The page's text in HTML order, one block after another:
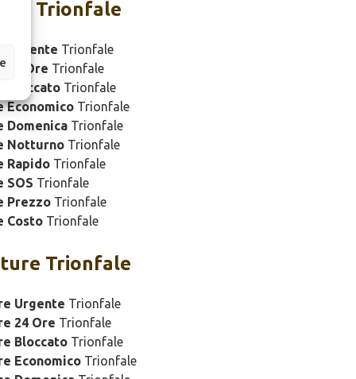
Trionfale
Urgente Trionfale
24 Ore Trionfale
BloccatoTrionfale
EconomicoTrionfale
DomenicaTrionfale
NotturnoTrionfale
RapidoTrionfale
SOS Trionfale
PrezzoTrionfale
CostoTrionfale
Trionfale
Urgente Trionfale
24 Ore Trionfale
BloccatoTrionfale
EconomicoTrionfale